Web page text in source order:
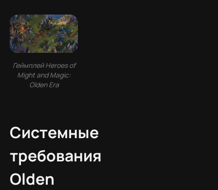
Геймплей Heroes of
Might and Magic:
Olden Era
Системные
требования
Olden